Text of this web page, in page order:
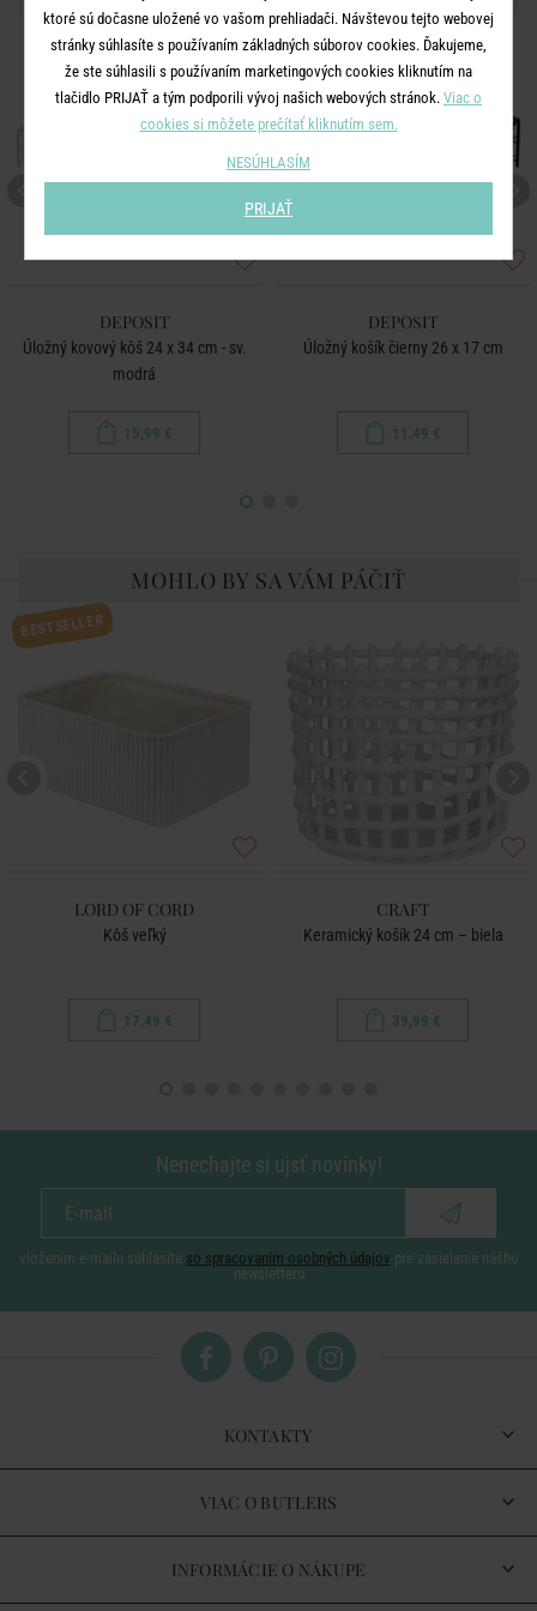
DEPOSIT
Úložný kovový kôš 24 x 34 cm - sv.
modrá
15,99 €
DEPOSIT
Úložný košík čierny 26 x 17 cm
11,49 €
MOHLO BY SA VÁM PÁČIŤ
BESTSELLER
LORD OF CORD
Kôš veľký
17,49 €
CRAFT
Keramický košík 24 cm – biela
39,99 €
Nenechajte si ujsť novinky!
vložením e-mailu súhlasíte so spracovaním osobných údajov pre zasielanie nášho
newsletteru
KONTAKTY
VIAC O BUTLERS
INFORMÁCIE O NÁKUPE
ktoré sú dočasne uložené vo vašom prehliadači. Návštevou tejto webovej
stránky súhlasíte s používaním základných súborov cookies. Ďakujeme,
že ste súhlasili s používaním marketingových cookies kliknutím na
tlačidlo PRIJAŤ a tým podporili vývoj našich webových stránok. Viac o
cookies si môžete prečítať kliknutím sem.
NESÚHLASÍM
PRIJAŤ